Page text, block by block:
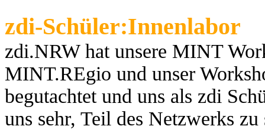
zdi-Schüler:Innenlabor
zdi.NRW hat unsere MINT
MINT.REgio und unser
begutachtet und uns als zdi
uns sehr, Teil des Netzwerks